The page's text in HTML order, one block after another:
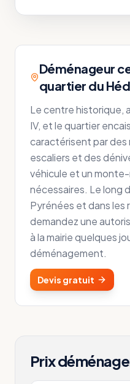
Déménageur
quartier du
Le centre historique,
IV, et le quartier
caractérisent par
escaliers et des
véhicule et un
nécessaires. Le long
Pyrénées et dans les
demandez une
à la mairie quelques
déménagement.
Devis gratuit
Prix